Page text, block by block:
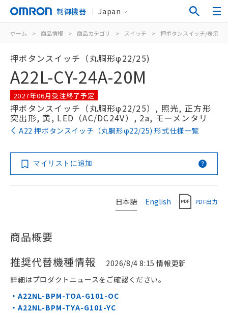
制御機器 Japan
ホーム > 商品情報 > 商品カテゴリ > スイッチ > 押ボタンスイッチ/表示灯
押ボタンスイッチ（丸胴形φ22/25)
A22L-CY-24A-20M
2027年06月受注終了予定
押ボタンスイッチ（丸胴形φ22/25）, 照光, 正方形
突出形, 黄, LED（AC/DC24V）, 2a, モーメンタリ
A22 押ボタンスイッチ（丸胴形φ22/25) 形式仕様一覧
マイリストに追加
日本語 English PDF出力
商品概要
推奨代替機種情報
2026/8/4 8:15 情報更新
・A22NL-BPM-TOA-G101-OC
・A22NL-BPM-TYA-G101-YC
詳細はプロダクトニュースをご確認ください。